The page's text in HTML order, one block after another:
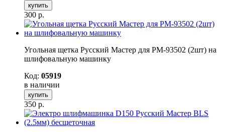
купить
300 р.
Угольная щетка Русский Мастер для РМ-93502 (2шт) на
шлифовальную машинку
Код: 05919
в наличии
купить
350 р.